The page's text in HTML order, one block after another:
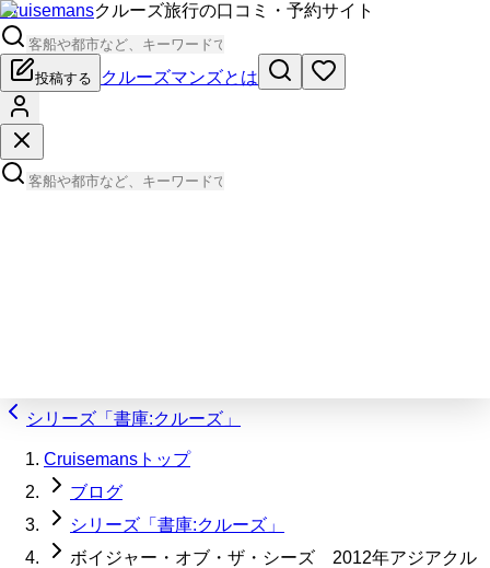
Cruisemansクルーズ旅行の口コミ・予約サイト
投稿する クルーズマンズとは
シリーズ「書庫:クルーズ」
Cruisemansトップ
ブログ
シリーズ「書庫:クルーズ」
ボイジャー・オブ・ザ・シーズ 2012年アジアクル